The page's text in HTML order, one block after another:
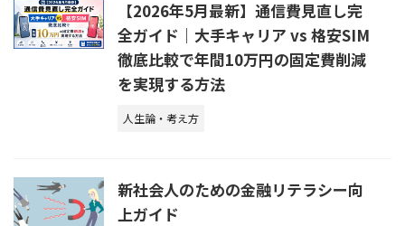
【2026年5月最新】通信費見直し完
全ガイド｜大手キャリア vs 格安SIM
徹底比較で年間10万円の固定費削減
を実現する方法
人生論・考え方
新社会人のための金融リテラシー向
上ガイド